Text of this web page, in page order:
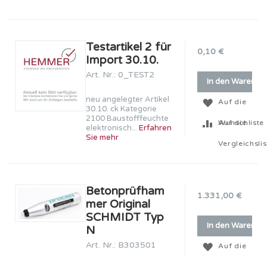
Testartikel 2 für
Import 30.10.
Art. Nr.: 0_TEST2
neu angelegter Artikel
30.10. ck Kategorie
2100 Baustofffeuchte
elektronisch... Erfahren
Sie mehr
0,10 €
In den
Auf die
Wunschliste
Auf die
Betonprüfham
mer Original
SCHMIDT Typ
N
Art. Nr.: B303501
1.331,00 €
In den
Auf die